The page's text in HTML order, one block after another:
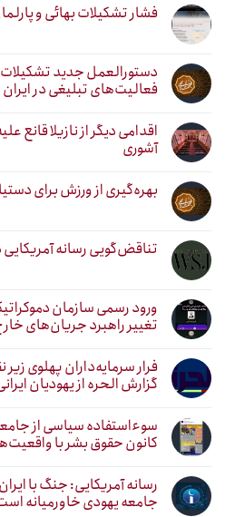
فشار تشکیلات بهائی و
دستورالعمل جدید
فعالیت‌های تبلیغی در ایران
اقدامی دیگر از نازیلا قانع
آشوری
بهره‌گیری از ورزش برای
تناقض‌گویی رسانه آمریکایی
ورود رسمی سازمان
تغییر راهبرد جریان‌های
فرار سرمایه‌داران پهلوی
گزارش الحره از یهودیان
سوءاستفاده سیاسی از
کانون حقوق بشر با
رسانه آمریکایی: جنگ با
جامعه یهودی خاورمیانه